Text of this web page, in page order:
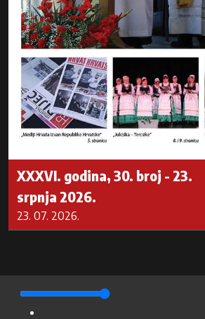
XXXVI. godina, 30. broj - 23.
srpnja 2026.
23. 07. 2026.